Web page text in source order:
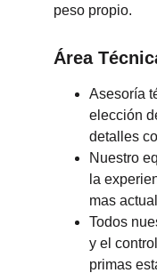
peso propio.
Área
Asesoría
elección
detalles
Nuestro
la
mas
Todos
y el
primas